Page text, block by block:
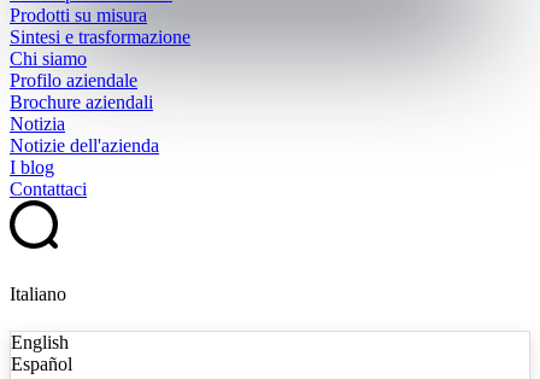
Prodotti su misura
Sintesi e trasformazione
Chi siamo
Profilo aziendale
Brochure aziendali
Notizia
Notizie dell'azienda
I blog
Contattaci
Italiano
English
Español